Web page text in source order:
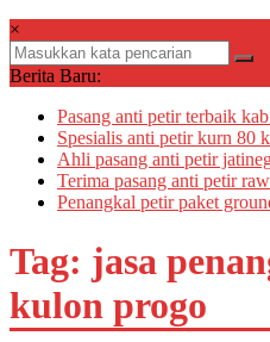
×
Berita Baru:
Pasang anti petir terbaik
Spesialis anti petir kurn 80
Ahli pasang anti petir
Terima pasang anti petir
Penangkal petir paket
Tag: jasa
kulon progo